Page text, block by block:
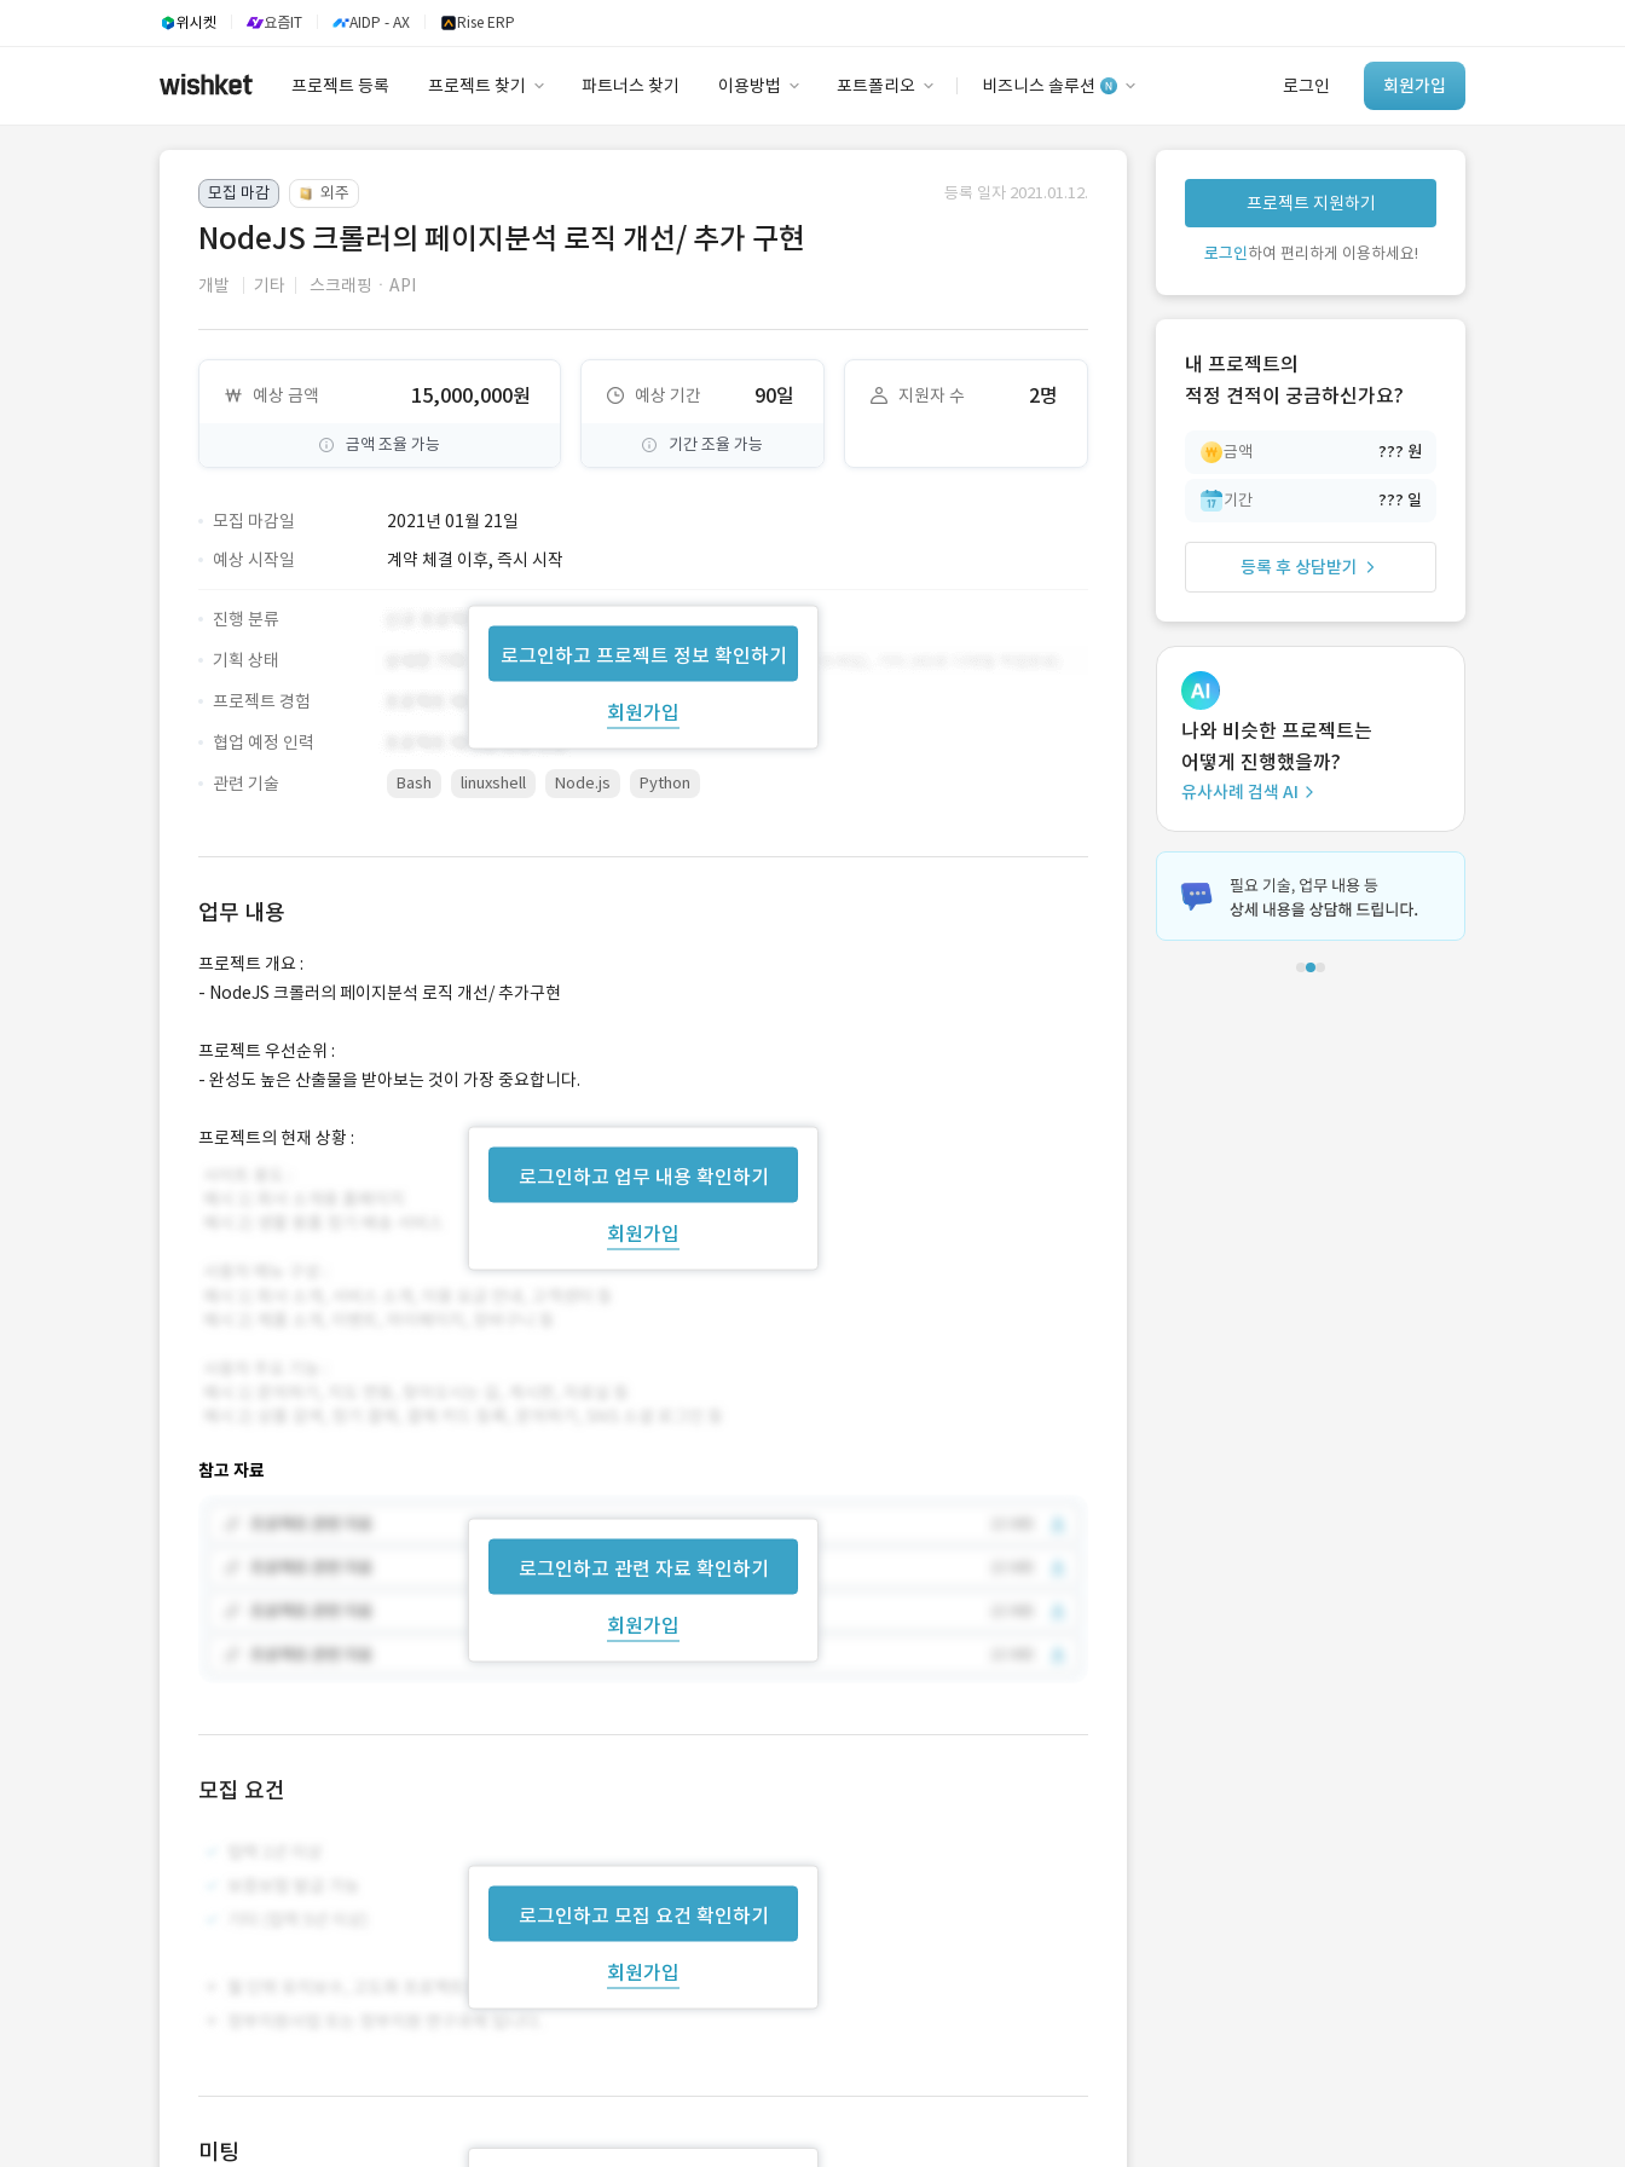
위시켓 요즘IT AIDP - AX Rise ERP
프로젝트 등록 프로젝트 찾기 파트너스 찾기 이용방법 포트폴리오 비즈니스 솔루션 로그인 회원가입
이용요금
고객센터
안심 코드 케어
유사사례 검색 AI
‘이런 거’ 만들어본
개발 회사 있어?
모집 마감 외주 등록 일자 2021.01.12.
NodeJS 크롤러의 페이지분석 로직 개선/ 추가 구현
개발 기타 스크래핑ㆍAPI
예상 금액 15,000,000원
금액 조율 가능
예상 기간 90일
기간 조율 가능
지원자 수 2명
모집 마감일 2021년 01월 21일
로그인하고 프로젝트 정보 확인하기
회원가입
예상 시작일 계약 체결 이후, 즉시 시작
진행 분류
기획 상태
프로젝트 경험
협업 예정 인력
관련 기술
Bash linuxshell Node.js Python
업무 내용
로그인하고 업무 내용 확인하기
회원가입
프로젝트 개요 :
- NodeJS 크롤러의 페이지분석 로직 개선/ 추가구현
프로젝트 우선순위 :
- 완성도 높은 산출물을 받아보는 것이 가장 중요합니다.
프로젝트의 현재 상황 :
참고 자료
로그인하고 관련 자료 확인하기
회원가입
모집 요건
로그인하고 모집 요건 확인하기
회원가입
미팅
프로젝트 지원하기
로그인하여 편리하게 이용하세요!
내 프로젝트의
적정 견적이 궁금하신가요?
금액 ??? 원
기간 ??? 일
등록 후 상담받기
나와 비슷한 프로젝트는
어떻게 진행했을까?
유사사례 검색 AI